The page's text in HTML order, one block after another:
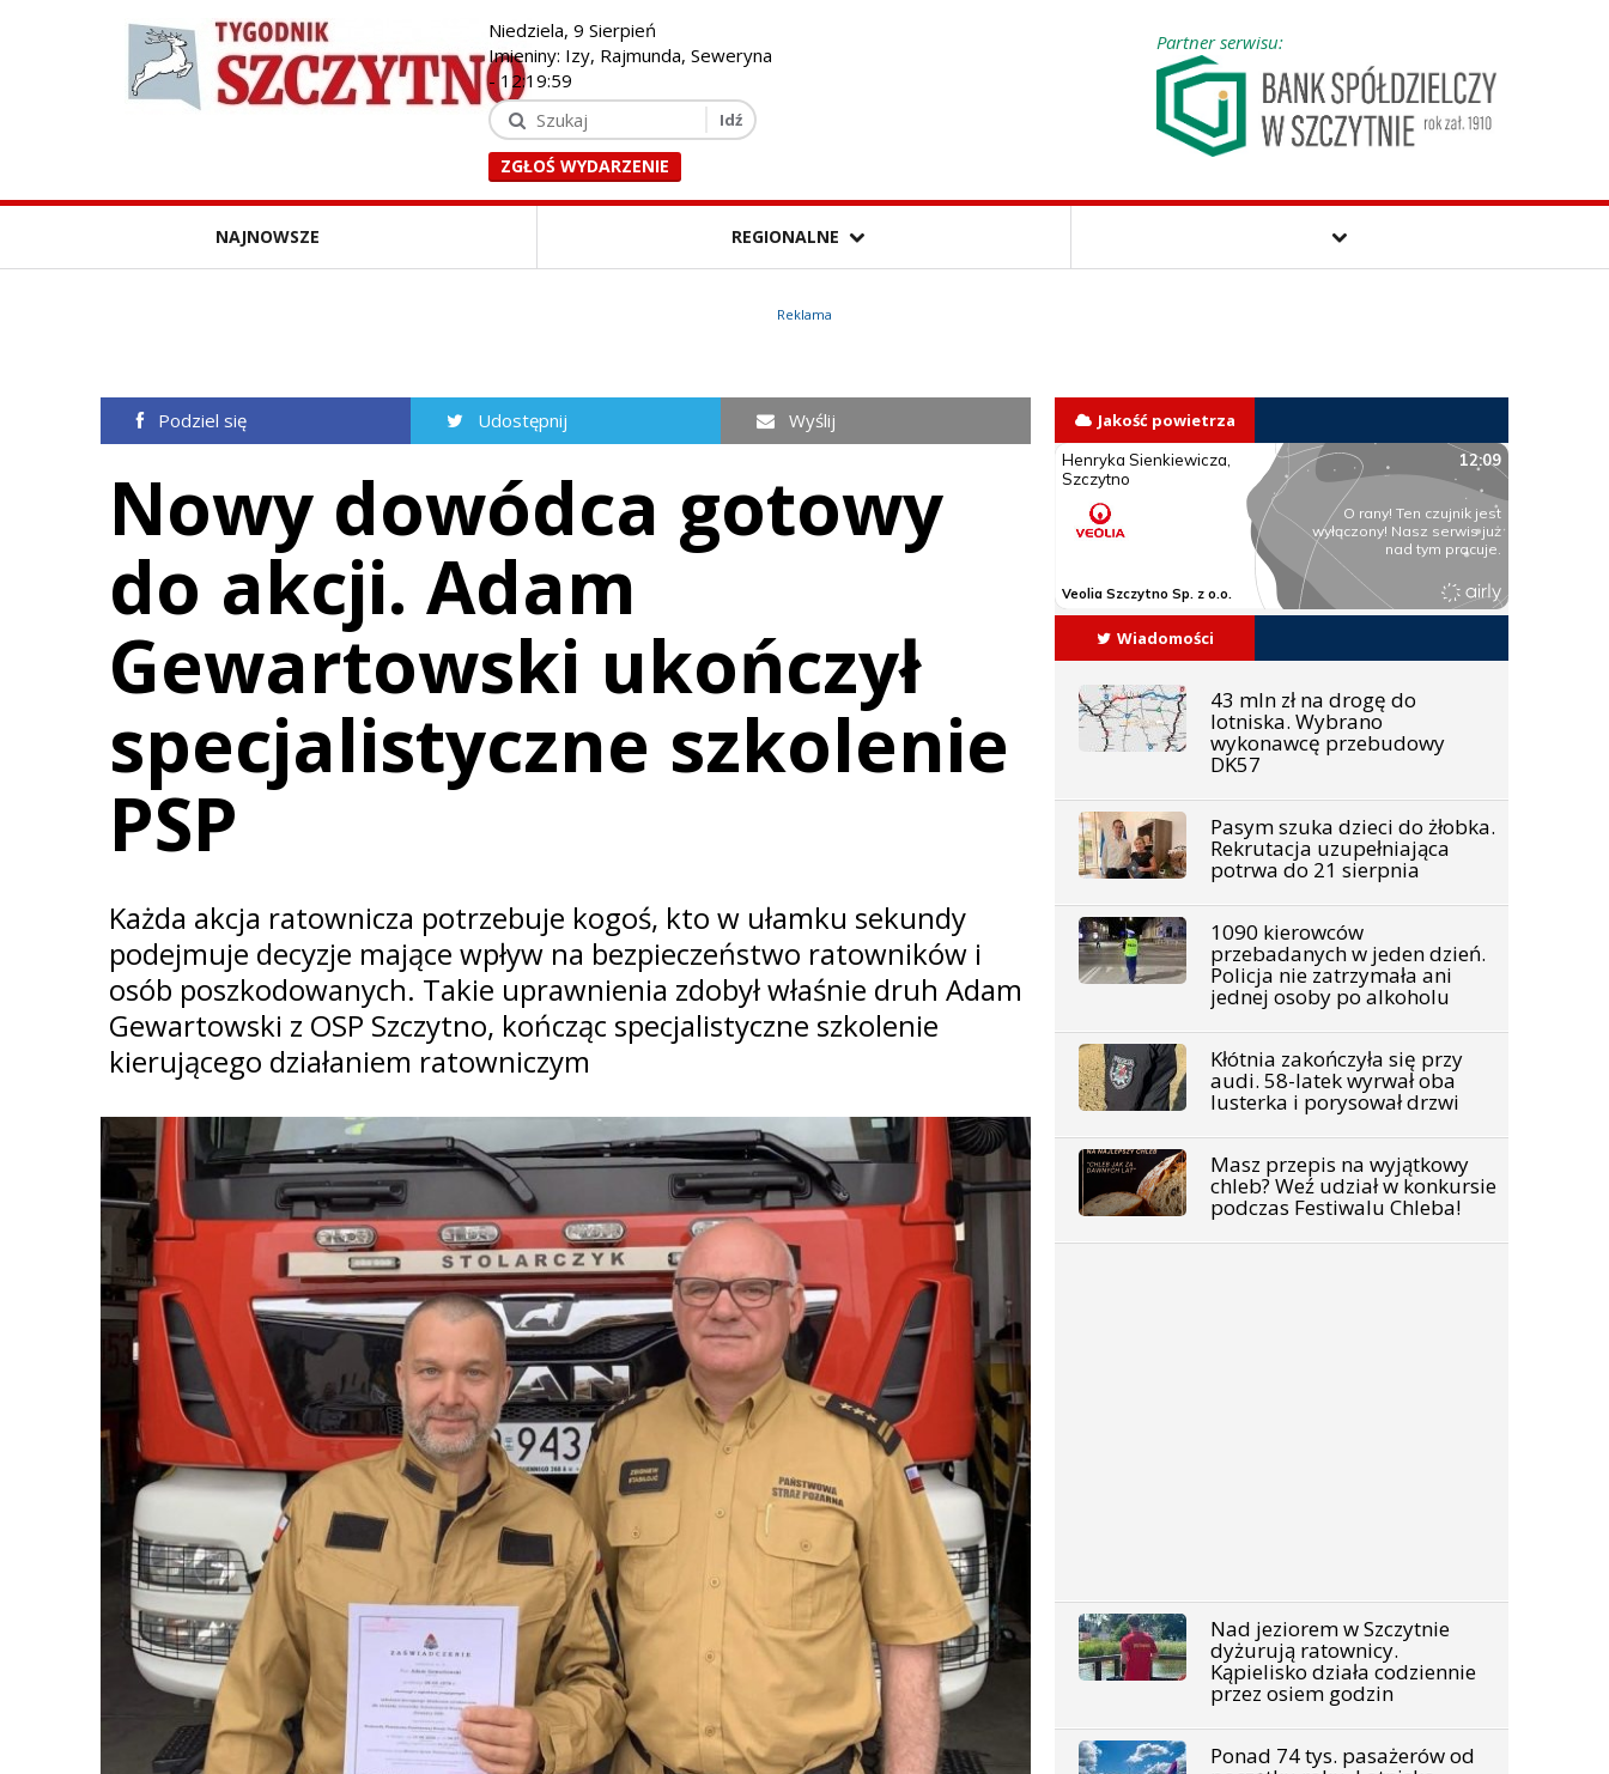
Niedziela, 9 Sierpień
Imieniny: Izy, Rajmunda, Seweryna
-12:20:01
ZGŁOŚ WYDARZENIE
Partner serwisu:
NAJNOWSZE REGIONALNE
Reklama
Podziel się Udostępnij Wyślij
Nowy dowódca gotowy
do akcji. Adam
Gewartowski ukończył
specjalistyczne szkolenie
PSP
Każda akcja ratownicza potrzebuje kogoś, kto w ułamku sekundy
podejmuje decyzje mające wpływ na bezpieczeństwo ratowników i
osób poszkodowanych. Takie uprawnienia zdobył właśnie druh Adam
Gewartowski z OSP Szczytno, kończąc specjalistyczne szkolenie
kierującego działaniem ratowniczym
Jakość powietrza
Wiadomości
43 mln zł na drogę do
lotniska. Wybrano
wykonawcę przebudowy
DK57
Pasym szuka dzieci do żłobka.
Rekrutacja uzupełniająca
potrwa do 21 sierpnia
1090 kierowców
przebadanych w jeden dzień.
Policja nie zatrzymała ani
jednej osoby po alkoholu
Kłótnia zakończyła się przy
audi. 58-latek wyrwał oba
lusterka i porysował drzwi
Masz przepis na wyjątkowy
chleb? Weź udział w konkursie
podczas Festiwalu Chleba!
Nad jeziorem w Szczytnie
dyżurują ratownicy.
Kąpielisko działa codziennie
przez osiem godzin
Ponad 74 tys. pasażerów od